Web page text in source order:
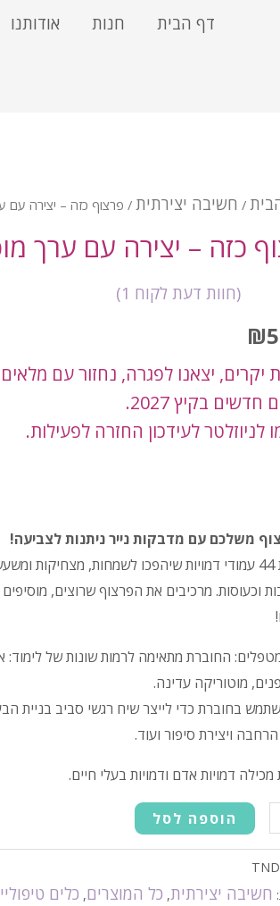
דף הבית חנות אודותנו
/ חשיבה יצירתית / פרצוף כזה – יצירה עם
כזה – יצירה עם ערך
5 מבוסס
של
(חוות דעת לקוח 1
)
₪
יקרים, יצאנו לפגרה, נחזור עם
חדשים בקיץ 2027.
לניוזלטר לעידכון החזרה לפעילות.
משלכם עם מדבקות נייר ניתנות לצביעה!
בחוברת 44 עמודי דמויות שיהפכו לשמחות, מצחיקות
וכעוסות. מרכיבים את הפרצוף שרוצים,
החוברת מתאימה לרמות שונות של לימוד:
מוטוריקה עדינה.
בחוברת כדי לייצר שיח רגשי סביב בניית
ויצירת סיפור ועוד.
דמויות אדם ודמויות בעלי חיים.
הוספה לסל
חשיבה יצירתית, כל המוצרים, כלים